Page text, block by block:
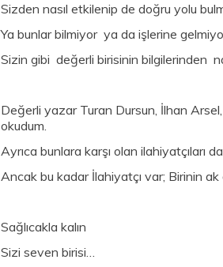
Sizden nasıl etkilenip de doğru yolu
Ya bunlar bilmiyor ya da işlerine
Sizin gibi değerli birisinin bilgilerinden
Değerli yazar Turan Dursun, İlhan
okudum.
Ayrıca bunlara karşı olan ilahiyatçıları
Ancak bu kadar İlahiyatçı var; Birinin
Sağlıcakla kalın
Sizi seven birisi…